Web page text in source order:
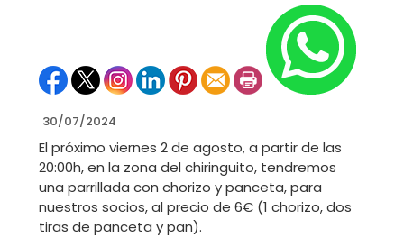
30/07/2024
El próximo viernes 2 de agosto, a partir de las
20:00h, en la zona del chiringuito, tendremos
una parrillada con chorizo y panceta, para
nuestros socios, al precio de 6€ (1 chorizo, dos
tiras de panceta y pan).